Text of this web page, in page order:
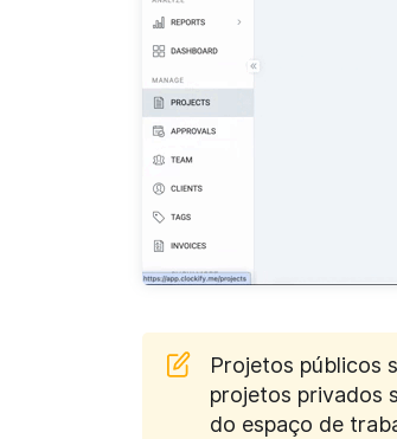
Projetos públicos
projetos privados
do espaço de